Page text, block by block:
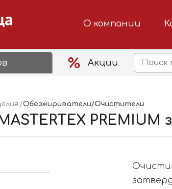
О компании
Акции
Обезжириватели/Очистители
PREMIUM